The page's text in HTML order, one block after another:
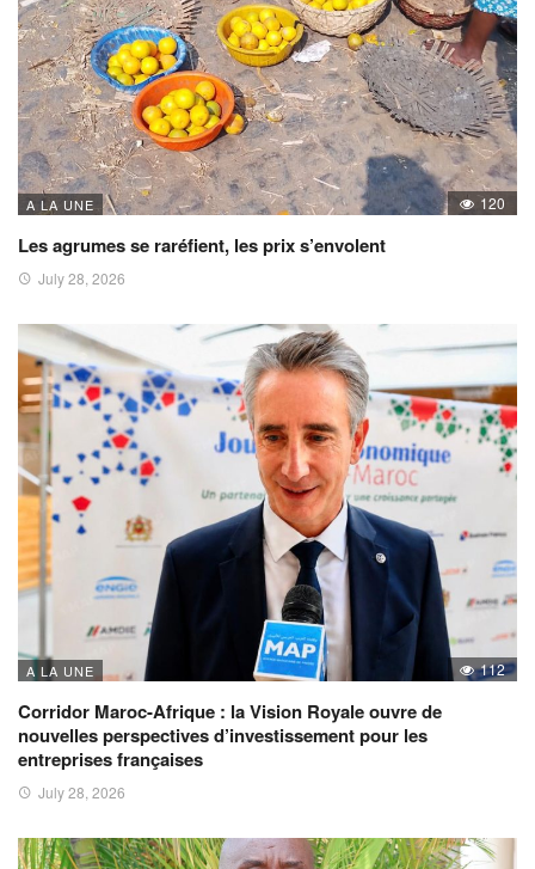
A LA UNE 120
Les agrumes se raréfient, les prix s’envolent
July 28, 2026
A LA UNE 112
Corridor Maroc-Afrique : la Vision Royale ouvre de
nouvelles perspectives d’investissement pour les
entreprises françaises
July 28, 2026